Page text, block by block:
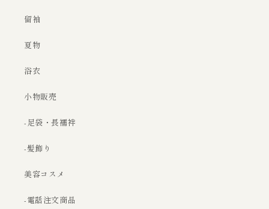
留袖
夏物
浴衣
小物販売
-足袋・長襦袢
-髪飾り
美容コスメ
-電話注文商品